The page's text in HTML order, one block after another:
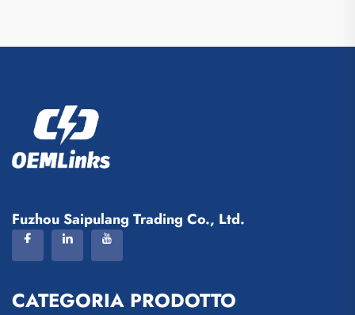
Fuzhou Saipulang Trading Co., Ltd.
CATEGORIA PRODOTTO